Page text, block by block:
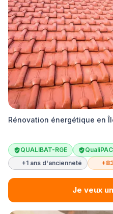
Rénovation énergétique en
QUALIBAT-RGE
+1 ans d'ancienneté
Je veux